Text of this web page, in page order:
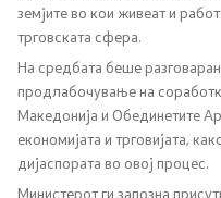
Европски систем за
Конзуларни услуги
Македонски државјани
земјите во кои живеат и
трговската сфера.
На средбата беше
продлабочување на
Македонија и Обединетите
економијата и трговијата,
дијаспората во овој процес.
Министерот ги запозна